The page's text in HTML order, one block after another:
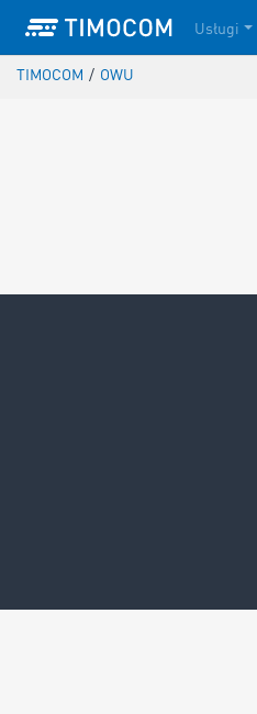
Usługi
TIMOCOM / OWU